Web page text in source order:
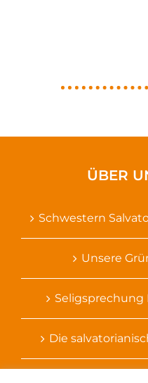
ÜBER
Schwestern
Unsere
Seligsprechung
Die